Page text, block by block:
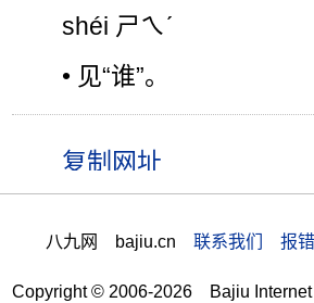
shéi ㄕㄟˊ
• 见“谁”。
八九网 bajiu.cn 联系我们 报
Copyright © 2006-2026 Bajiu